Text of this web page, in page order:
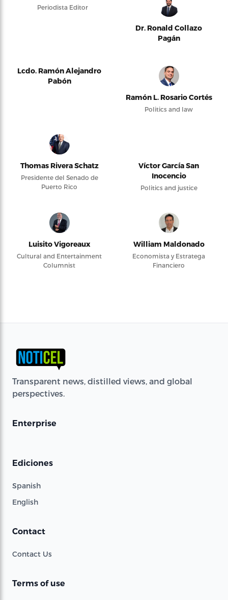
Periodista Editor
Dr. Ronald Collazo
Pagán
Lcdo. Ramón Alejandro
Pabón
Ramón L. Rosario Cortés
Politics and law
Thomas Rivera Schatz
Presidente del Senado de
Puerto Rico
Víctor García San
Inocencio
Politics and justice
Luisito Vigoreaux
Cultural and Entertainment
Columnist
William Maldonado
Economista y Estratega
Financiero
Transparent news, distilled views, and global
perspectives.
Enterprise
Ediciones
Spanish
English
Contact
Contact Us
Terms of use